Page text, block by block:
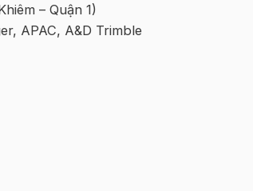
– Quận 1)
APAC, A&D Trimble